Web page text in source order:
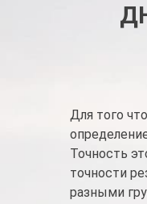
Для того
Точность
точности
разными